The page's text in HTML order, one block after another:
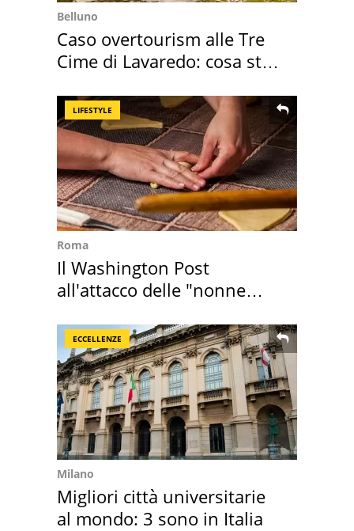
Belluno
Caso overtourism alle Tre
Cime di Lavaredo: cosa sta
LIFESTYLE
Roma
Il Washington Post
all'attacco delle "nonne
ECCELLENZE
Milano
Migliori città universitarie
al mondo: 3 sono in Italia